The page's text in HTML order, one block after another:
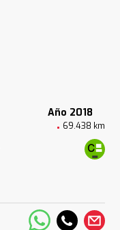
Año 2018
69.438 km